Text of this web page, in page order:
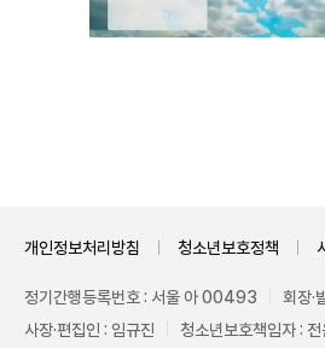
개인정보처리방침 청소년보호정책
정기간행등록번호 : 서울 아 00493
회장·
사장·편집인 : 임규진
청소년보호책임자 : 전